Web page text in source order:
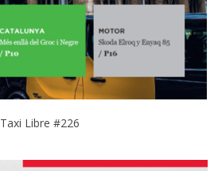
Taxi Libre #226